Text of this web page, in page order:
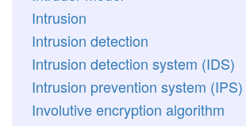
Intrusion
Intrusion detection
Intrusion detection system (IDS)
Intrusion prevention system (IPS)
Involutive encryption algorithm